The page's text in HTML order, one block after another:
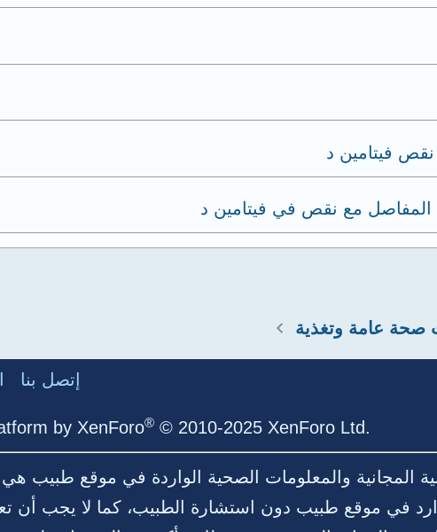
فيتامين د
مع نقص في فيتامين د
صحة عامة وتغذية
إتصل بنا
by XenForo® © 2010-2025 XenForo Ltd.
المجانية والمعلومات الصحية الواردة في موقع طبيب
في موقع طبيب دون استشارة الطبيب، كما لا يجب أن